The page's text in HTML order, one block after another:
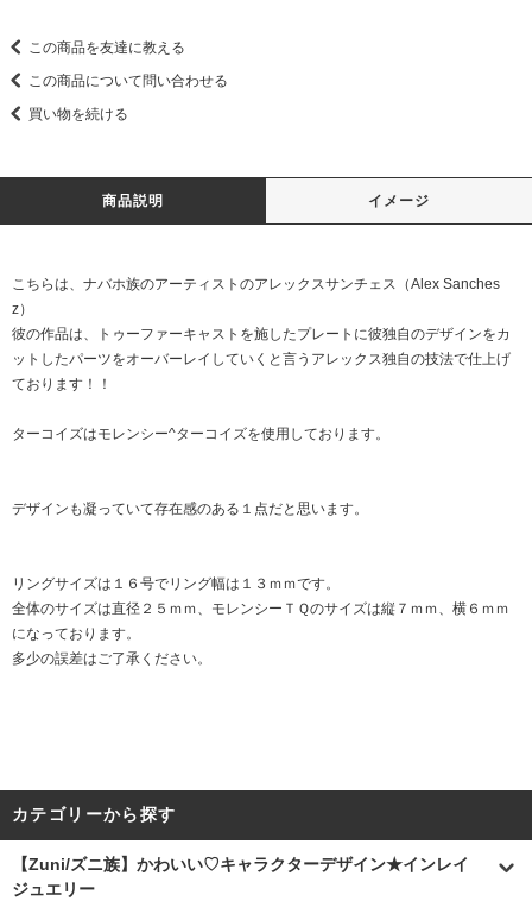
この商品を友達に教える
この商品について問い合わせる
買い物を続ける
商品説明 イメージ
こちらは、ナバホ族のアーティストのアレックスサンチェス（Alex Sanches
z）
彼の作品は、トゥーファーキャストを施したプレートに彼独自のデザインをカ
ットしたパーツをオーバーレイしていくと言うアレックス独自の技法で仕上げ
ております！！
ターコイズはモレンシー^ターコイズを使用しております。
デザインも凝っていて存在感のある１点だと思います。
リングサイズは１６号でリング幅は１３ｍｍです。
全体のサイズは直径２５ｍｍ、モレンシーＴＱのサイズは縦７ｍｍ、横６ｍｍ
になっております。
多少の誤差はご了承ください。
カテゴリーから探す
【Zuni/ズニ族】かわいい♡キャラクターデザイン★インレイ
ジュエリー